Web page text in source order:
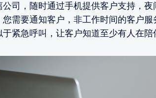
公司，随时通过手机提供客户支持，
您需要通知客户，非工作时间的客户
于紧急呼叫，让客户知道至少有人在陪